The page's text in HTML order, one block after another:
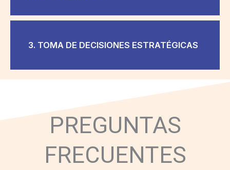
3. TOMA DE DECISIONES ESTRATÉGICAS
PREGUNTAS
FRECUENTES